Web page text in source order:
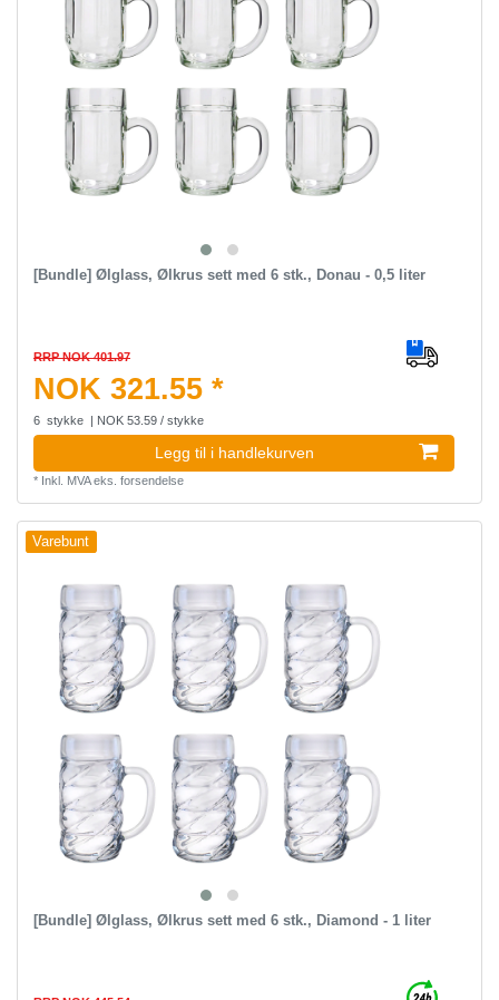
[Bundle] Ølglass, Ølkrus sett med 6 stk., Donau - 0,5 liter
RRP NOK 401.97
NOK 321.55 *
6 stykke | NOK 53.59 / stykke
Legg til i handlekurven
* Inkl. MVAeks. forsendelse
Varebunt
[Bundle] Ølglass, Ølkrus sett med 6 stk., Diamond - 1 liter